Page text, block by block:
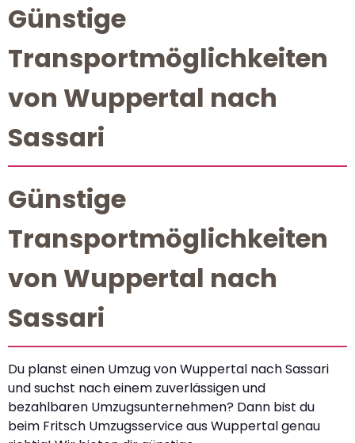
Günstige
Transportmöglichkeiten
von Wuppertal nach
Sassari
Günstige
Transportmöglichkeiten
von Wuppertal nach
Sassari
Du planst einen Umzug von Wuppertal nach Sassari
und suchst nach einem zuverlässigen und
bezahlbaren Umzugsunternehmen? Dann bist du
beim Fritsch Umzugsservice aus Wuppertal genau